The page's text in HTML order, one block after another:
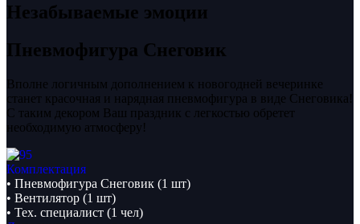
Незабываемые эмоции
Пневмофигура Снеговик
Вполне логичным дополнением к новогодней вечеринке
станет красочная и нарядная пневмофигура в виде Снеговика!
С таким декором Ваш праздник с легкостью обретет
необходимую атмосферу!
Комплектация
• Пневмофигура Снеговик (1 шт)
• Вентилятор (1 шт)
• Тех. специалист (1 чел)